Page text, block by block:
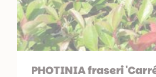
PHOTINIA fraseri